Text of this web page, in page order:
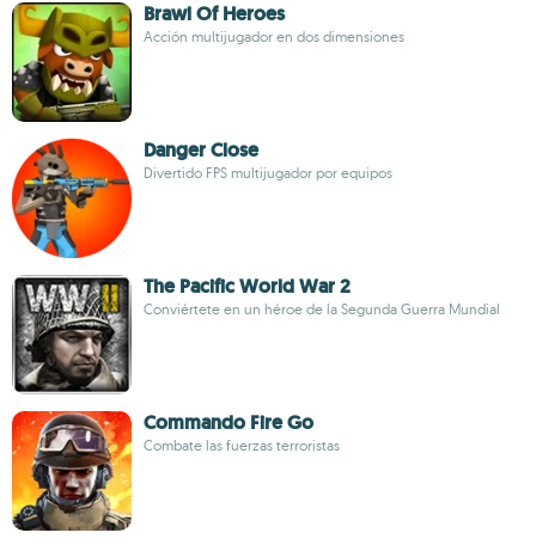
Brawl Of Heroes
Acción multijugador en dos dimensiones
Danger Close
Divertido FPS multijugador por equipos
The Pacific World War 2
Conviértete en un héroe de la Segunda Guerra Mundial
Commando Fire Go
Combate las fuerzas terroristas